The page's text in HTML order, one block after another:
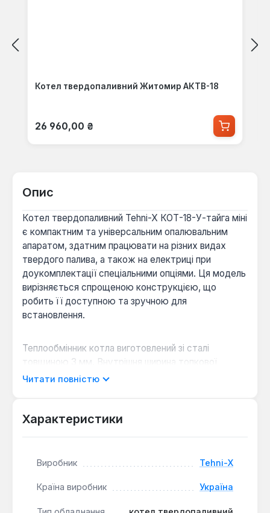
Котел твердопаливний Житомир АКТВ-18
Звичайна ціна:
26 960,00 ₴
Опис
Котел твердопаливний Tehni-X КОТ-18-У-тайга міні
є компактним та універсальним опалювальним
апаратом, здатним працювати на різних видах
твердого палива, а також на електриці при
доукомплектації спеціальними опціями. Ця модель
вирізняється спрощеною конструкцією, що
робить її доступною та зручною для
встановлення.
Теплообмінник котла виготовлений зі сталі
товщиною 3 мм. Внутрішня ширина топкової
камери становить 30 см, що дозволяє
різних порід, вугіллі та брикетах, забезпечуючи
вертикальному виходу димоходу на чавунній
що значно економить простір у приміщенні.
Читати повністю
Характеристики
Виробник Tehni-X
Країна виробник Україна